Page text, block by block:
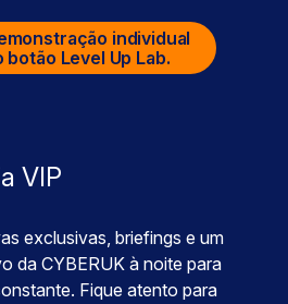
individual
botão Level Up Lab.
VIP
exclusivas, briefings e um
da CYBERUK à noite para
Fique atento para